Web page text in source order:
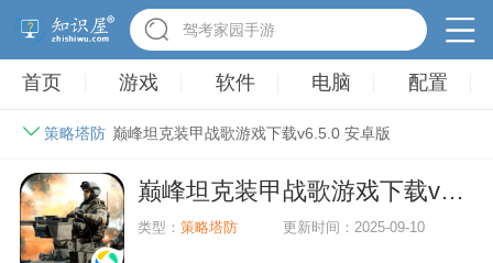
驾考家园手游
首页 游戏 软件 电脑 配置
策略塔防 巅峰坦克装甲战歌游戏下载v6.5.0 安卓版
巅峰坦克装甲战歌游戏下载v6.5.0 安卓版
类型：策略塔防 更新时间：2025-09-10